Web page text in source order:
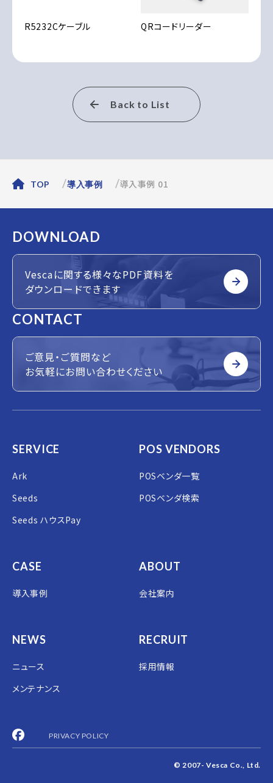
R5232Cケーブル QRコードリーダー
Back to List
TOP 導入事例 導入事例 01
DOWNLOAD
Vescaに関する様々なPDF資料を
ダウンロードできます
CONTACT
ご意見・ご質問など
お気軽にお問い合わせください
SERVICE
Ark
Seeds
Seeds ハウスPay
POS VENDORS
POSベンダ一覧
POSベンダ検索
CASE
導入事例
ABOUT
会社案内
NEWS
ニュース
メンテナンス
RECRUIT
採用情報
PRIVACY POLICY
© 2007- Vesca Co., Ltd.